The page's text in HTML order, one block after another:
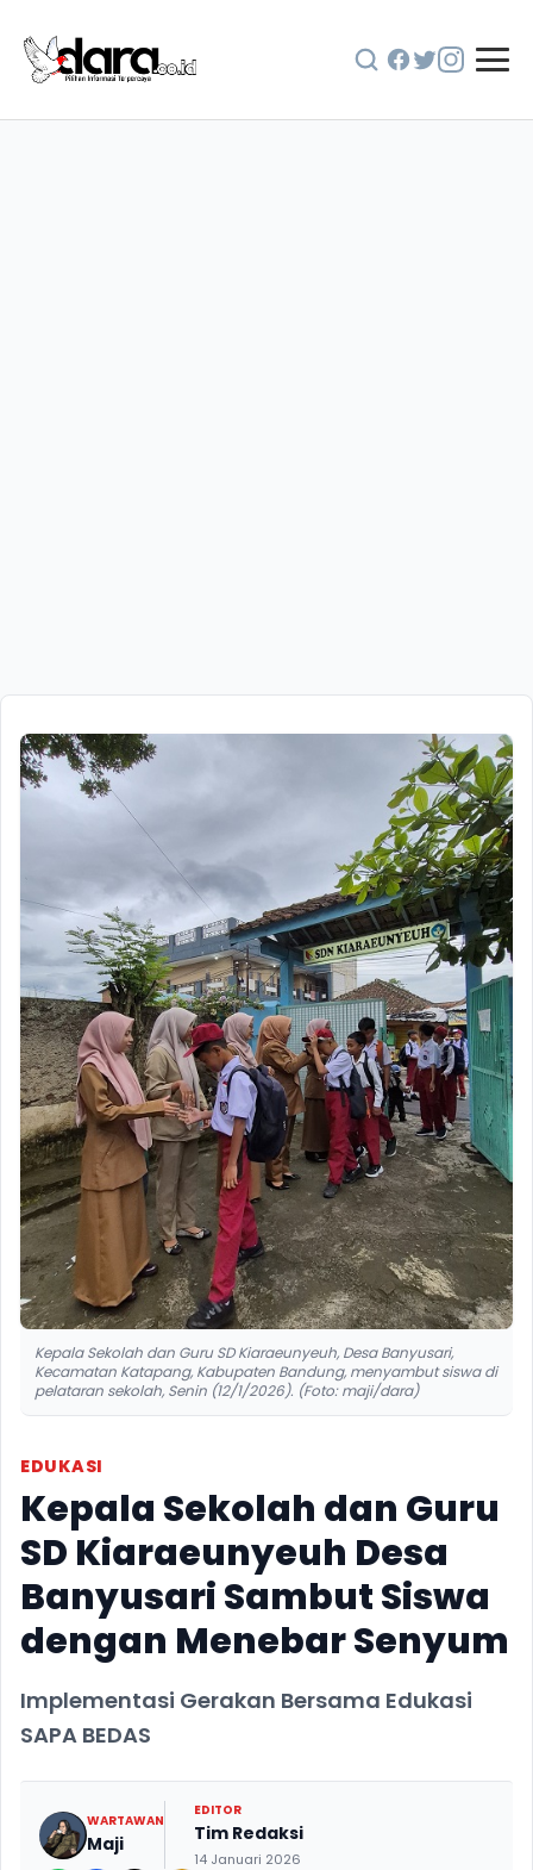
Kepala Sekolah dan Guru SD Kiaraeunyeuh, Desa Banyusari,
Kecamatan Katapang, Kabupaten Bandung, menyambut siswa di
pelataran sekolah, Senin (12/1/2026). (Foto: maji/dara)
EDUKASI
Kepala Sekolah dan Guru
SD Kiaraeunyeuh Desa
Banyusari Sambut Siswa
dengan Menebar Senyum
Implementasi Gerakan Bersama Edukasi
SAPA BEDAS
WARTAWAN
Maji
EDITOR
Tim Redaksi
14 Januari 2026